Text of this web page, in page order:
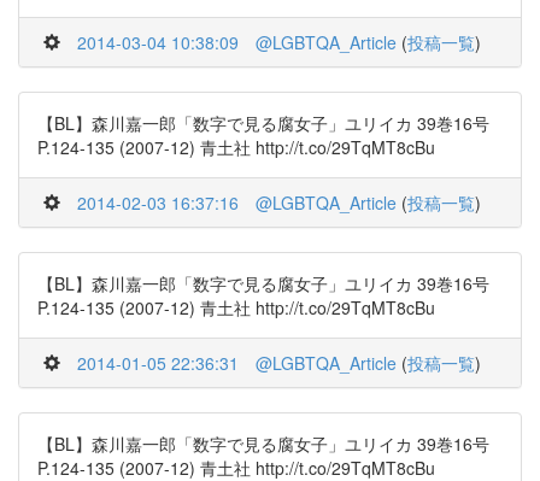
2014-03-04 10:38:09 @LGBTQA_Article (投稿一覧)
【BL】森川嘉一郎「数字で見る腐女子」ユリイカ 39巻16号
P.124-135 (2007-12) 青土社 http://t.co/29TqMT8cBu
2014-02-03 16:37:16 @LGBTQA_Article (投稿一覧)
【BL】森川嘉一郎「数字で見る腐女子」ユリイカ 39巻16号
P.124-135 (2007-12) 青土社 http://t.co/29TqMT8cBu
2014-01-05 22:36:31 @LGBTQA_Article (投稿一覧)
【BL】森川嘉一郎「数字で見る腐女子」ユリイカ 39巻16号
P.124-135 (2007-12) 青土社 http://t.co/29TqMT8cBu